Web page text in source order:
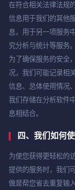
在符合相关法律法规
信息用于我们的其他
息，用于另一项服务
究分析与统计等服务。
为了确保服务的安全
况，我们可能记录相
信息、总体使用情况
我们存储在分析软件
息相结合。
四、我们如何
为使您获得更轻松的
提供的服务时，我们
做是帮您省去重复输